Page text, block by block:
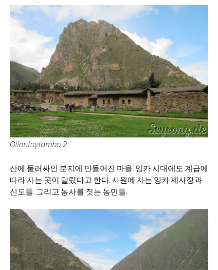
Ollantaytambo 2
산에 둘러싸인 분지에 만들어진 마을. 잉카 시대에도 계급에
따라 사는 곳이 달랐다고 한다. 사원에 사는 잉카 제사장과
신도들. 그리고 농사를 짓는 농민들.